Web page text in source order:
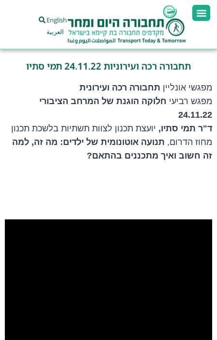
English
العربية
תחבורה רכה ועירוניות 24.11.22 תמי סתיו
מפגשי אונליין תחבורה רכה ועירונית
מפגש רביעי חלוקה הוגנת של המרחב הציבורי
24.11.22
ד"ר תמי סתיו, יועצת תכנון לצוות תשתיות בלשכת תכנון
מחוז הדרום, תנועה אוטונומית של ילדים: מה זה, למה
זה חשוב ואיך מתכננים בהתאם?